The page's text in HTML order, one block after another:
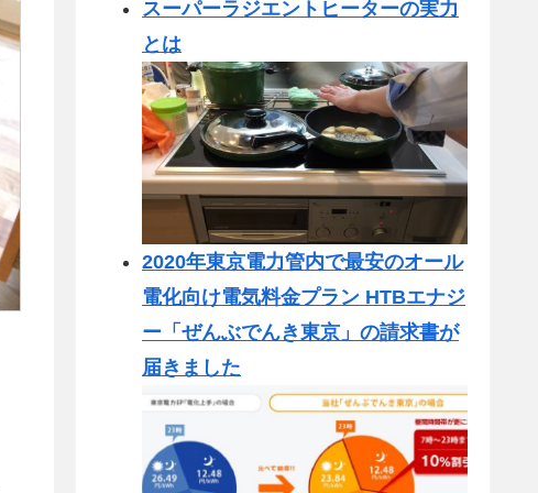
スーパーラジエントヒーターの実力
とは
2020年東京電力管内で最安のオール
電化向け電気料金プラン HTBエナジ
ー「ぜんぶでんき東京」の請求書が
届きました